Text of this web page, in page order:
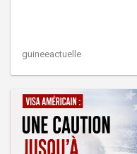
guineeactuelle